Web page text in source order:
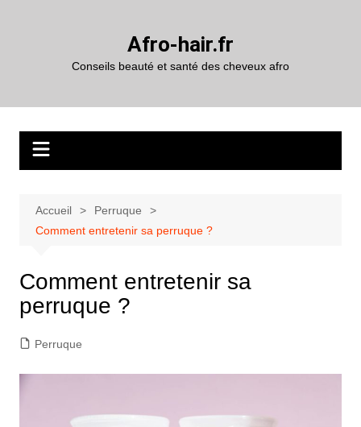
Afro-hair.fr
Conseils beauté et santé des cheveux afro
Accueil
Perruque
Comment entretenir sa perruque ?
Comment entretenir sa
perruque ?
Perruque